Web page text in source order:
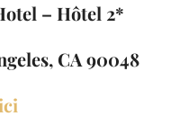
– Hôtel 2*
CA 90048